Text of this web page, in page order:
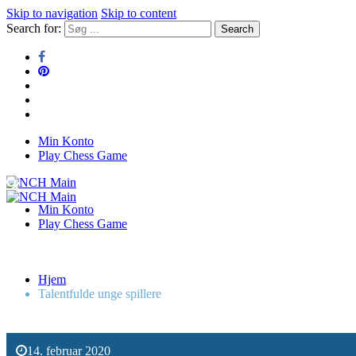
Skip to navigation Skip to content
Search for:
NCH Main
Min Konto
Play Chess Game
NCH MainMin Konto
Play Chess Game
Hjem
Talentfulde unge spillere
14. februar 2020